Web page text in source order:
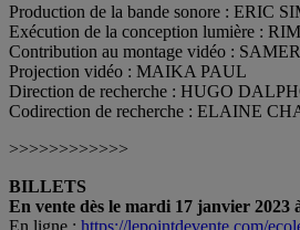
Production de la bande sonore : ERIC
Exécution de la conception lumière :
Contribution au montage vidéo :
Projection vidéo : MAIKA PAUL
Direction de recherche : HUGO
Codirection de recherche : ELAINE
>>>>>>>>>>>>
BILLETS
En vente dès le mardi 17 janvier 2023
En ligne : https://lepointdevente.com/